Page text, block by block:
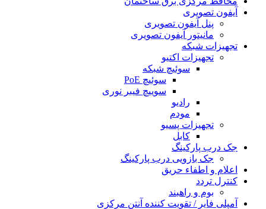
آیفون تصویری
پنل آیفون تصویری
مانیتور آیفون تصویری
تجهیزات شبکه
تجهیزات اکتیو
سوئیچ شبکه
سوئیچ PoE
سوییچ فیبر نوری
رادیو
مودم
تجهیزات پسیو
کابل
جک درب پارکینگ
جک بازویی درب پارکینگ
اعلام و اطفاء حریق
کنترل تردد
بوم و راهبند
آمپلی فایر / تقویت کننده آنتن مرکزی